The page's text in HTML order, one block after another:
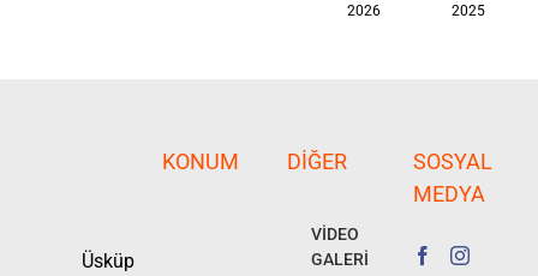
2026
2025
Üsküp
KONUM DIĞER
VİDEO
GALERİ
SOSYAL
MEDYA